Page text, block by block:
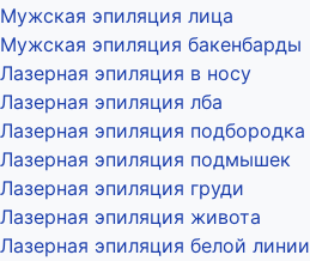
Мужская эпиляция лица
Мужская эпиляция бакенбарды
Лазерная эпиляция в носу
Лазерная эпиляция лба
Лазерная эпиляция подбородка
Лазерная эпиляция подмышек
Лазерная эпиляция груди
Лазерная эпиляция живота
Лазерная эпиляция белой